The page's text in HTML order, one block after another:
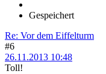
Gespeichert
Re: Vor dem Eiffelturm
#6
26.11.2013 10:48
Toll!